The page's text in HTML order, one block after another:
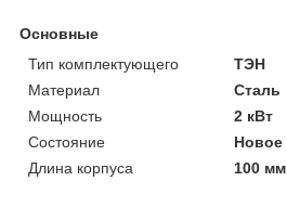
Основные
Тип комплектующего
ТЭН
Материал
Сталь
Мощность
2 кВт
Состояние
Новое
Длина корпуса
100 мм